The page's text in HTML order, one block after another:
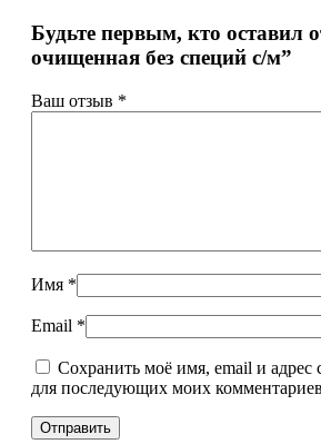
Будьте первым, кто оставил
очищенная без специй с/м”
Ваш отзыв *
Имя *
Email *
Сохранить моё имя, email и адрес
для последующих моих